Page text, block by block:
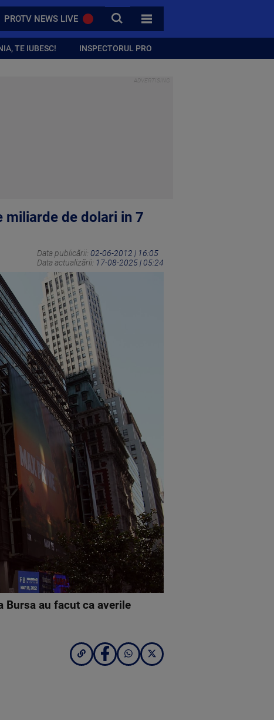
PROTV NEWS LIVE CAUTA
TOATE CATEGORIILE
TE IUBESC! INSPECTORUL PRO
miliarde de dolari in 7
Data publicării: 02-06-2012 | 16:05
Data actualizării: 17-08-2025 | 05:24
Bursa au facut ca averile